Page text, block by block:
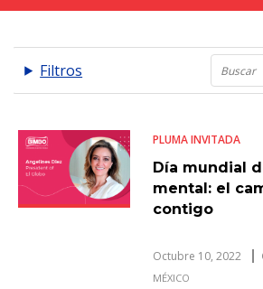
Comunicados
Filtros
PLUMA INVITADA
Día mundial
mental: el
contigo
Octubre 10, 2022
MÉXICO